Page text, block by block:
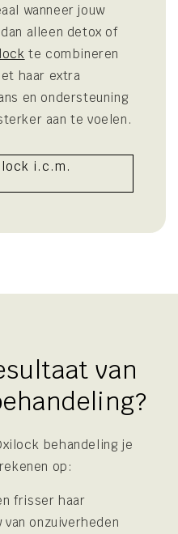
wanneer jouw
alleen detox of
te combineren
haar extra
en ondersteuning
aan te voelen.
i.c.m.
van
behandeling je
op:
frisser haar
onzuiverheden